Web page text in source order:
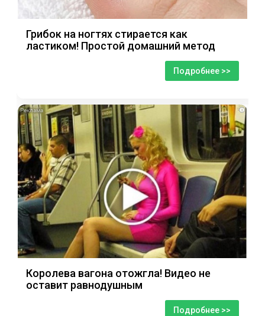
Грибок на ногтях стирается как
ластиком! Простой домашний метод
Подробнее >>
i
Королева вагона отожгла! Видео не
оставит равнодушным
Подробнее >>